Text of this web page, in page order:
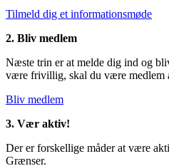
Tilmeld dig et informationsmøde
2. Bliv medlem
Næste trin er at melde dig ind og
være frivillig, skal du være medlem
Bliv medlem
3. Vær aktiv!
Der er forskellige måder at være
Grænser.